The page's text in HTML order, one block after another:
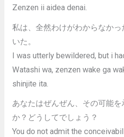
Zenzen ii aidea denai.
私は、全然わけがわからなか
いた。
I was utterly bewildered, but i
Watashi wa, zenzen wake ga
shinjite ita.
あなたはぜんぜん、その可能
か？どうしてでしょう？
You do not admit the